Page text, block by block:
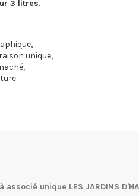
3 litres.
unique,
associé unique LES JARDINS